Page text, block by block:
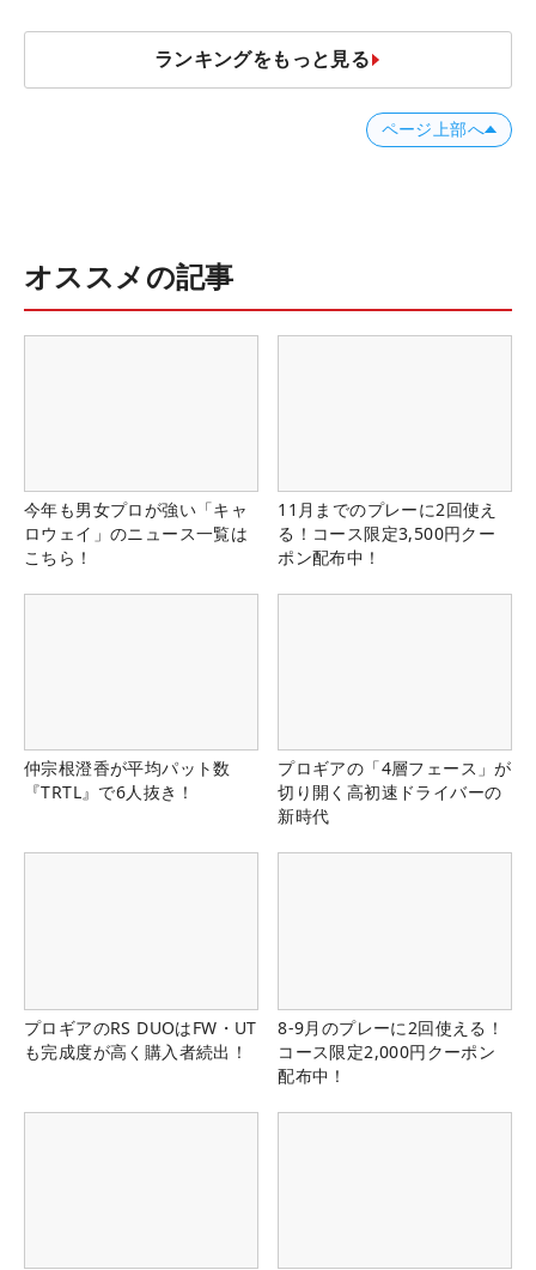
ランキングをもっと見る
ページ上部へ
オススメの記事
今年も男女プロが強い「キャ
ロウェイ」のニュース一覧は
こちら！
11月までのプレーに2回使え
る！コース限定3,500円クー
ポン配布中！
仲宗根澄香が平均パット数
『TRTL』で6人抜き！
プロギアの「4層フェース」が
切り開く高初速ドライバーの
新時代
プロギアのRS DUOはFW・UT
も完成度が高く購入者続出！
8-9月のプレーに2回使える！
コース限定2,000円クーポン
配布中！